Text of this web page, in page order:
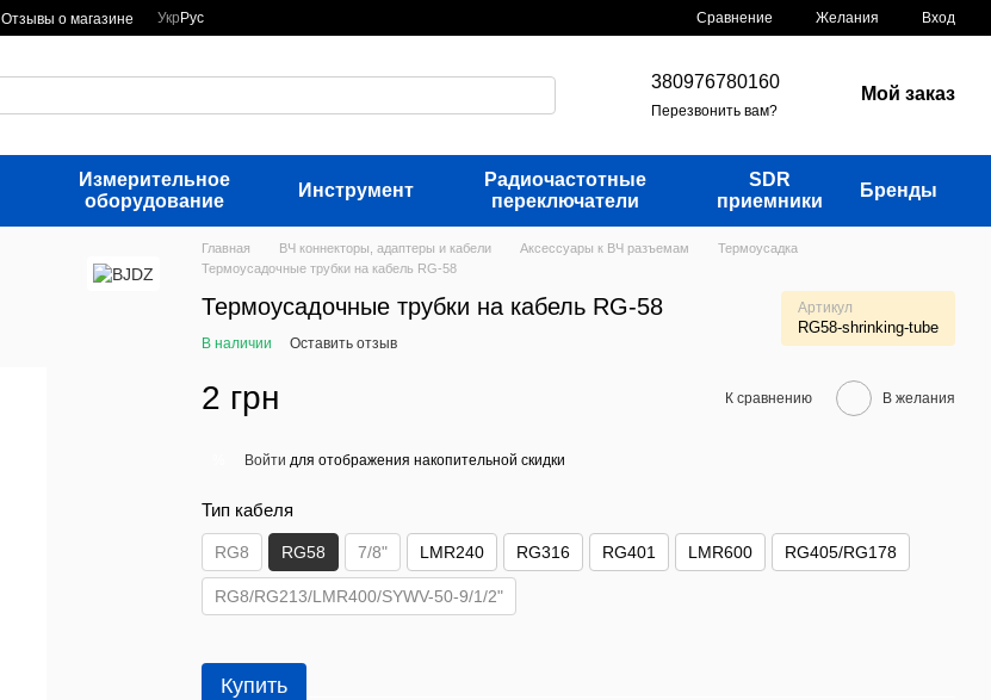
Отзывы о магазине Укр Рус Сравнение Желания Вход
380976780160
Перезвонить вам?
Мой заказ
Измерительное
оборудование
Инструмент
Радиочастотные
переключатели
SDR
приемники
Бренды
Главная ВЧ коннекторы, адаптеры и кабели Аксессуары к ВЧ разъемам
Термоусадка
Термоусадочные трубки на кабель RG-58
Термоусадочные трубки на кабель RG-58 Артикул
RG58-shrinking-tube
В наличии Оставить отзыв
2 грн К сравнению В желания
Войти для отображения накопительной скидки
Тип кабеля
RG8 RG58 7/8" LMR240 RG316 RG401 LMR600 RG405/RG178
RG8/RG213/LMR400/SYWV-50-9/1/2"
Купить